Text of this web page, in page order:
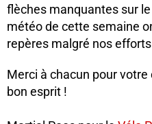
flèches manquantes sur
météo de cette semaine
repères malgré nos
Merci à chacun pour
bon esprit !